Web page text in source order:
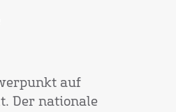
auf
Der nationale